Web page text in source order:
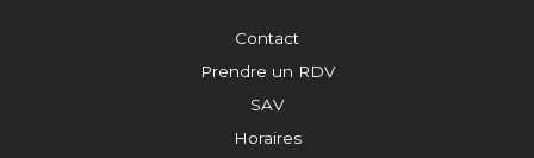
Contact
Prendre un RDV
SAV
Horaires